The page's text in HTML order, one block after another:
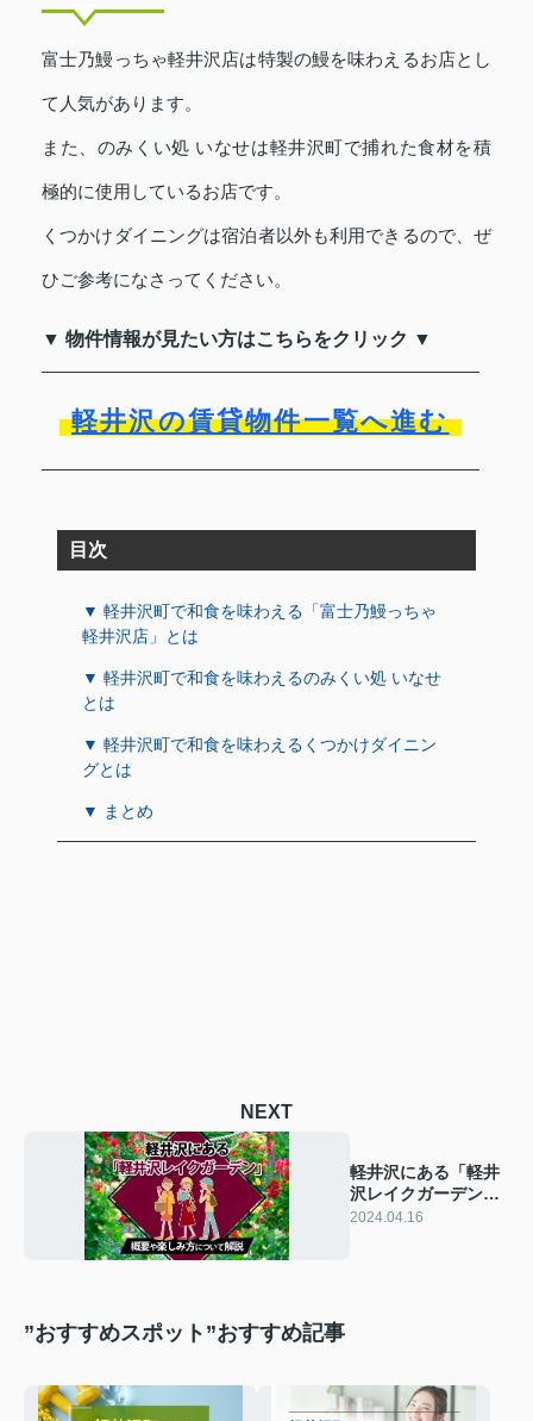
富士乃鰻っちゃ軽井沢店は特製の鰻を味わえるお店とし
て人気があります。
また、のみくい処 いなせは軽井沢町で捕れた食材を積
極的に使用しているお店です。
くつかけダイニングは宿泊者以外も利用できるので、ぜ
ひご参考になさってください。
▼ 物件情報が見たい方はこちらをクリック ▼
軽井沢の賃貸物件一覧へ進む
目次
▼ 軽井沢町で和食を味わえる「富士乃鰻っちゃ
軽井沢店」とは
▼ 軽井沢町で和食を味わえるのみくい処 いなせ
とは
▼ 軽井沢町で和食を味わえるくつかけダイニン
グとは
▼ まとめ
NEXT
軽井沢にある「軽井
沢レイクガーデン」
の概要や楽しみ方に
2024.04.16
”おすすめスポット”おすすめ記事